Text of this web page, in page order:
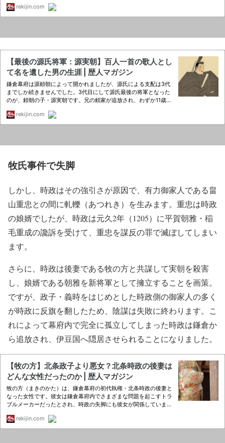
牧氏事件で失脚
しかし、時政はその強引さが原因で、有力御家人である畠
山重忠との間に軋轢（あつれき）を生みます。重忠は時政
の娘婿でしたが、時政は元久2年（1205）に平賀朝雅・稲
毛重成の讒訴を受けて、重忠を謀反の罪で滅ぼしてしまい
ます。
さらに、時政は後妻である牧の方と共謀して実朝を殺害
し、娘婿である朝雅を新将軍として擁立することを画策。
ですが、政子・義時をはじめとした時政側の御家人の多く
が時政に反旗を翻したため、陰謀は失敗に終わります。こ
れによって幕府内で完全に孤立してしまった時政は鎌倉か
ら追放され、伊豆国へ隠居させられることになりました。